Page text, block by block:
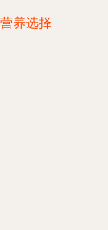
养选择